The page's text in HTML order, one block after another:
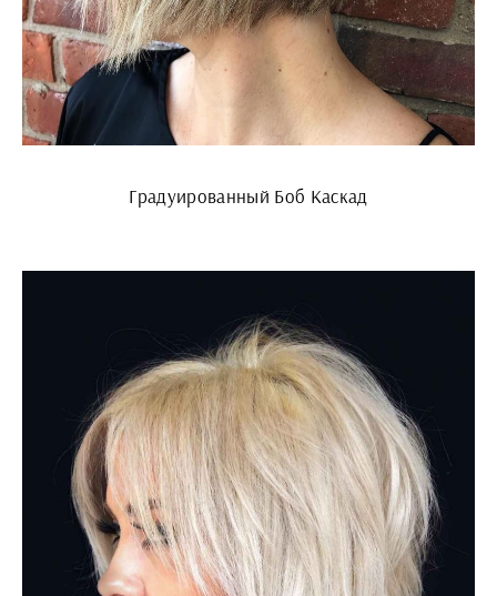
Градуированный Боб Каскад